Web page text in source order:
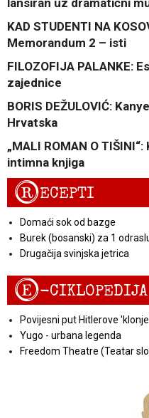
lansiran uz dramatični
KAD STUDENTI NA
Memorandum 2 – isti
FILOZOFIJA PALANKE:
zajednice
BORIS DEŽULOVIĆ:
Hrvatska
„MALI ROMAN O
intimna knjiga
RECEPTI
Domaći sok od bazge
Burek (bosanski) za 1
Drugačija svinjska jetrica
E-CIKLOPEDIJA
Povijesni put Hitlerove
Yugo - urbana legenda
Freedom Theatre (Teatar